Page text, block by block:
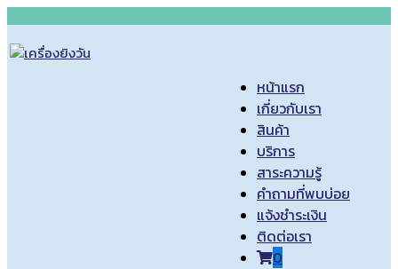
content
หน้าแรก
เกี่ยวกับเรา
สินค้า
บริการ
สาระความรู้
คำถามที่พบบ่อย
แจ้งชำระเงิน
ติดต่อเรา
0